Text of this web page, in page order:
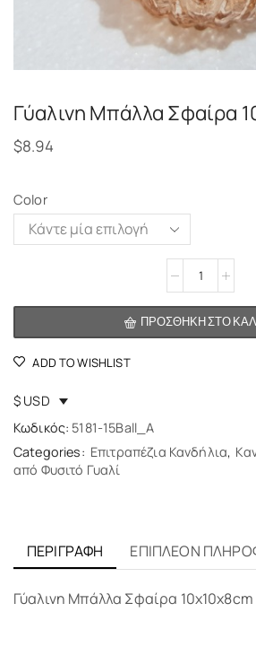
Γύαλινη Μπάλλα Σφαίρα
$8.94
Color
ΠΡΟΣΘΉΚΗ ΣΤΟ
ADD TO WISHLIST
$ USD
Κωδικός: 5181-15Ball_A
Categories: Επιτραπέζια Κανδήλια,
από Φυσιτό Γυαλί
ΠΕΡΙΓΡΑΦΉ ΕΠΙΠΛΈΟΝ
Γύαλινη Μπάλλα Σφαίρα 10x10x8cm